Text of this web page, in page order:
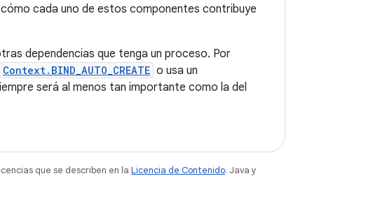
cada uno de estos componentes contribuye
dependencias que tenga un proceso. Por
Context.BIND_AUTO_CREATE o usa un
será al menos tan importante como la del
que se describen en la Licencia de Contenido. Java y